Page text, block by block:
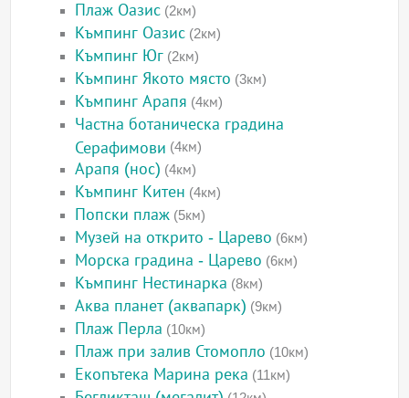
Плаж Оазис (2км)
Къмпинг Оазис (2км)
Къмпинг Юг (2км)
Къмпинг Якото място (3км)
Къмпинг Арапя (4км)
Частна ботаническа градина
Серафимови (4км)
Арапя (нос) (4км)
Къмпинг Китен (4км)
Попски плаж (5км)
Музей на открито - Царево (6км)
Морска градина - Царево (6км)
Къмпинг Нестинарка (8км)
Аква планет (аквапарк) (9км)
Плаж Перла (10км)
Плаж при залив Стомопло (10км)
Екопътека Марина река (11км)